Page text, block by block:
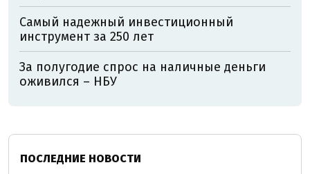
Самый надежный инвестиционный
инструмент за 250 лет
За полугодие спрос на наличные деньги
оживился – НБУ
ПОСЛЕДНИЕ НОВОСТИ